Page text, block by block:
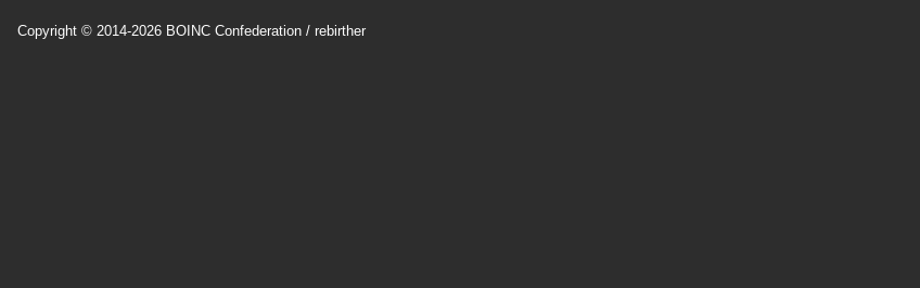
Copyright © 2014-2026 BOINC Confederation / rebirther